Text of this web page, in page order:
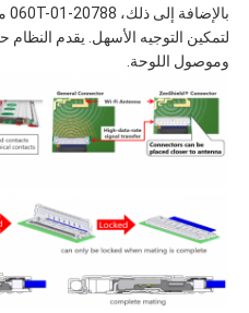
بالإضافة إلى ذلك، 20788-060T-01 متوفرة في عدة أحجام.
وموصول اللوحة.